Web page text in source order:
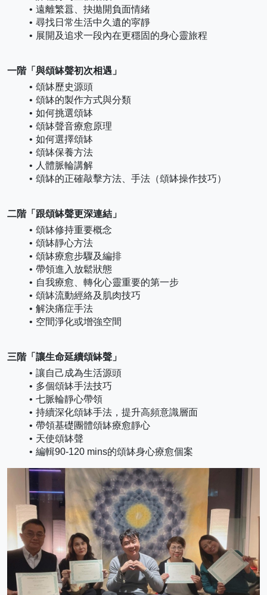
遠離繁囂、抉拋開負面情緒
尋找日常生活中久遺的寜靜
展開及追求一段內在更穩固的身心靈旅程
一階「與頌缽聲初次相遇」
頌缽歷史源頭
頌缽的製作方式與分類
如何挑選頌缽
頌缽聲音療愈原理
如何選擇頌缽
頌缽保養方法
人體脈輪講解
頌缽的正確敲擊方法、手法（頌缽操作技巧）
二階「跟頌缽聲更深連結」
頌缽修持重要概念
頌缽靜心方法
頌缽療愈步驟及編排
帶領進入放鬆狀態
自我療愈、轉化心靈重要的第一步
頌缽流動經絡及肌肉技巧
解決痛症手法
空間淨化或增強空間
三階「讓生命延續頌缽聲」
讓自己成為生活源頭
多個頌缽手法技巧
七脈輪靜心帶領
持續深化頌缽手法，提升高頻意識層面
帶領基礎團體頌缽療愈靜心
天使頌缽聲
編輯90-120 mins的頌缽身心療愈個案